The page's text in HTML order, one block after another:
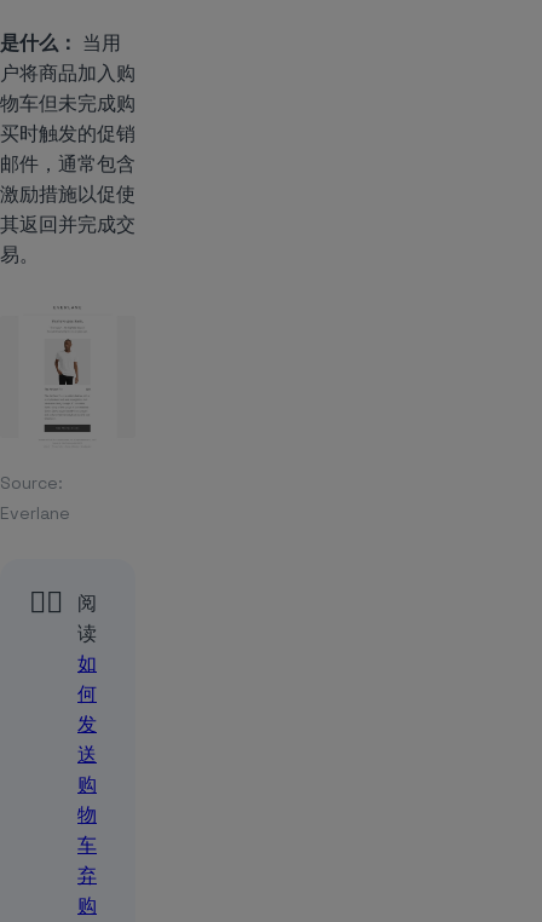
是什么： 当用
户将商品加入购
物车但未完成购
买时触发的促销
邮件，通常包含
激励措施以促使
其返回并完成交
易。
Source:
Everlane
👉🏻
阅
读
如
何
发
送
购
物
车
弃
购